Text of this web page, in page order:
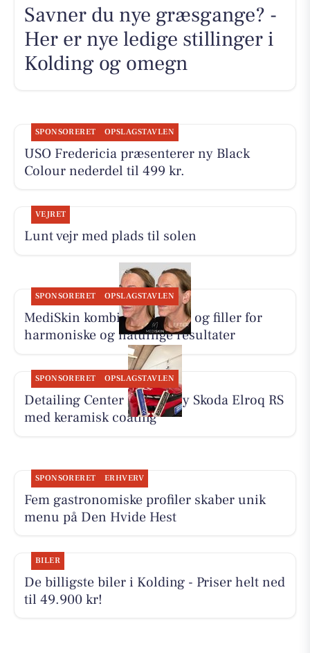
Savner du nye græsgange? -
Her er nye ledige stillinger i
Kolding og omegn
SPONSORERET OPSLAGSTAVLEN
USO Fredericia præsenterer ny Black
Colour nederdel til 499 kr.
VEJRET
Lunt vejr med plads til solen
SPONSORERET OPSLAGSTAVLEN
MediSkin kombinerer botox og filler for
harmoniske og naturlige resultater
SPONSORERET OPSLAGSTAVLEN
Detailing Center klargør ny Skoda Elroq RS
med keramisk coating
SPONSORERET ERHVERV
Fem gastronomiske profiler skaber unik
menu på Den Hvide Hest
BILER
De billigste biler i Kolding - Priser helt ned
til 49.900 kr!